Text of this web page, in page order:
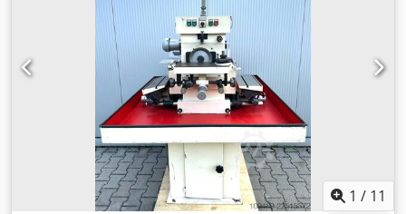
1 / 11